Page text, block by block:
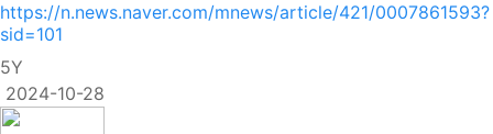
https://n.news.naver.com/mnews/article/421/0007861593?
sid=101
5Y
2024-10-28